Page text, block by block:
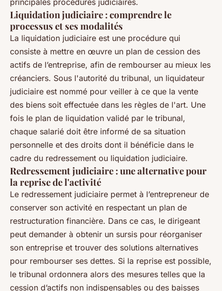
principales procédures judiciaires.
Liquidation judiciaire : comprendre le
processus et ses modalités
La liquidation judiciaire est une procédure qui
consiste à mettre en œuvre un plan de cession des
actifs de l’entreprise, afin de rembourser au mieux les
créanciers. Sous l'autorité du tribunal, un liquidateur
judiciaire est nommé pour veiller à ce que la vente
des biens soit effectuée dans les règles de l'art. Une
fois le plan de liquidation validé par le tribunal,
chaque salarié doit être informé de sa situation
personnelle et des droits dont il bénéficie dans le
cadre du redressement ou liquidation judiciaire.
Redressement judiciaire : une alternative pour
la reprise de l'activité
Le redressement judiciaire permet à l’entrepreneur de
conserver son activité en respectant un plan de
restructuration financière. Dans ce cas, le dirigeant
peut demander à obtenir un sursis pour réorganiser
son entreprise et trouver des solutions alternatives
pour rembourser ses dettes. Si la reprise est possible,
le tribunal ordonnera alors des mesures telles que la
cession d’actifs non indispensables ou des baisses